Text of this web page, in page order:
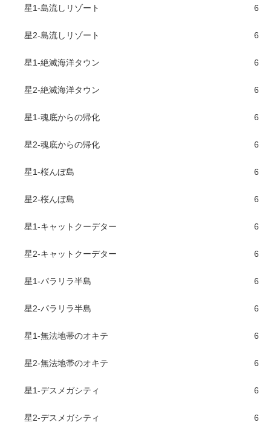
星1-島流しリゾート 6
星2-島流しリゾート 6
星1-絶滅海洋タウン 6
星2-絶滅海洋タウン 6
星1-魂底からの帰化 6
星2-魂底からの帰化 6
星1-桜んぼ島 6
星2-桜んぼ島 6
星1-キャットクーデター 6
星2-キャットクーデター 6
星1-パラリラ半島 6
星2-パラリラ半島 6
星1-無法地帯のオキテ 6
星2-無法地帯のオキテ 6
星1-デスメガシティ 6
星2-デスメガシティ 6